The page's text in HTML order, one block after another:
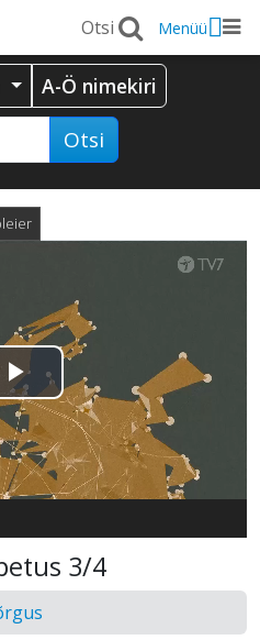
Menüü
A-Ö nimekiri
Otsi
Esita
video
3/4